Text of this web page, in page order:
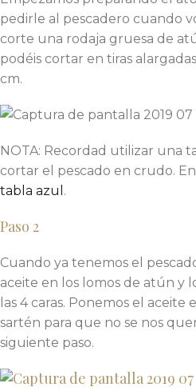
pedirle al pescadero cuando
corte una rodaja gruesa de
podéis cortar en tiras
cm.
NOTA: Recordad utilizar una
cortar el pescado en crudo.
tabla azul .
Paso 2
Cuando ya tenemos el
aceite en los lomos de atún y
las 4 caras. Ponemos el
sartén para que no se nos
siguiente paso.